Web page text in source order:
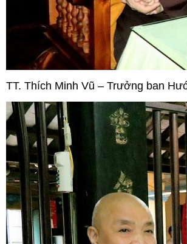
TT. Thích Minh Vũ – Trưởng ban